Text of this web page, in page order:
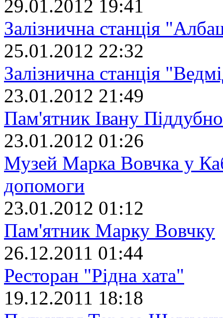
29.01.2012 19:41
Залізнична станція
25.01.2012 22:32
Залізнична станція
23.01.2012 21:49
Пам'ятник Івану
23.01.2012 01:26
Музей Марка Вовчка у
допомоги
23.01.2012 01:12
Пам'ятник Марку Вовчку
26.12.2011 01:44
Ресторан "Рідна хата"
19.12.2011 18:18